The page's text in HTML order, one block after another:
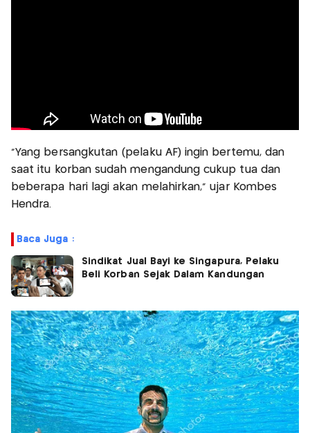
"Yang bersangkutan (pelaku AF) ingin bertemu, dan
saat itu korban sudah mengandung cukup tua dan
beberapa hari lagi akan melahirkan," ujar Kombes
Hendra.
Baca Juga :
Sindikat Jual Bayi ke Singapura, Pelaku
Beli Korban Sejak Dalam Kandungan